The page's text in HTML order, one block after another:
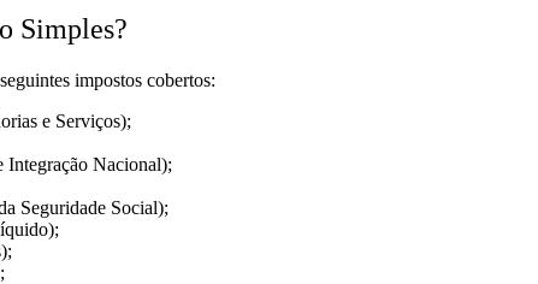
Simples?
impostos cobertos:
e Serviços);
Integração Nacional);
Seguridade Social);